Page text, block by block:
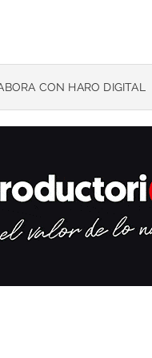
CON HARO DIGITAL